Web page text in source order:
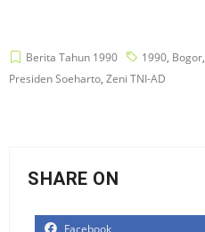
Berita Tahun 1990 1990, Bogor,
Presiden Soeharto, Zeni TNI-AD
SHARE ON
Facebook